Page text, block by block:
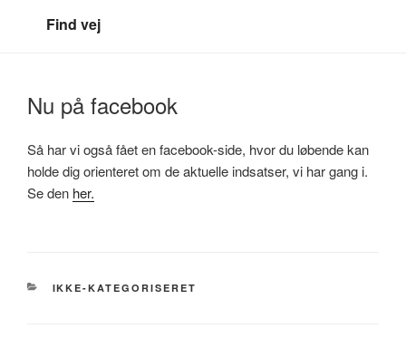
Find vej
Nu på facebook
Så har vi også fået en facebook-side, hvor du løbende kan
holde dig orienteret om de aktuelle indsatser, vi har gang i.
Se den her.
KATEGORIER
IKKE-KATEGORISERET